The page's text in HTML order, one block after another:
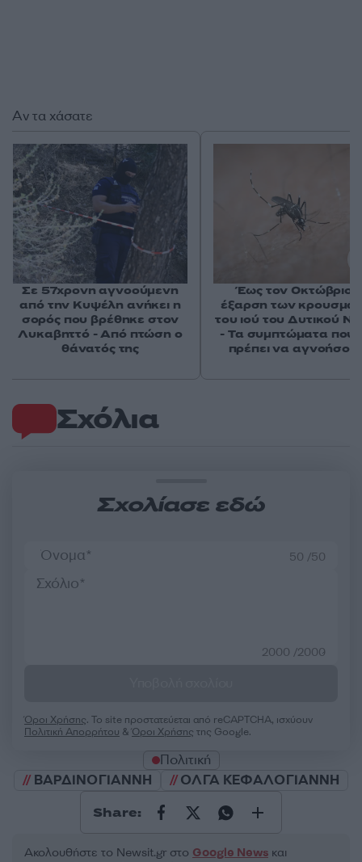
Σχόλια
Σχολίασε εδώ
50 /50
2000 /2000
Όροι Χρήσης. Το site προστατεύεται από reCAPTCHA, ισχύουν
Πολιτική Απορρήτου &Όροι Χρήσης της Google.
Πολιτική
ΒΑΡΔΙΝΟΓΙΑΝΝΗ
ΟΛΓΑ ΚΕΦΑΛΟΓΙΑΝΝΗ
Share:
Ακολουθήστε το Νewsit.gr στο Google News και
Αν τα χάσατε
Σε 57χρονη αγνοούμενη
από την Κυψέλη ανήκει η
σορός που βρέθηκε στον
Λυκαβηττό - Από πτώση ο
θάνατός της
Έως τον Οκτώβριο
έξαρση των
του ιού του Δυτικού
- Τα συμπτώματα που
πρέπει να